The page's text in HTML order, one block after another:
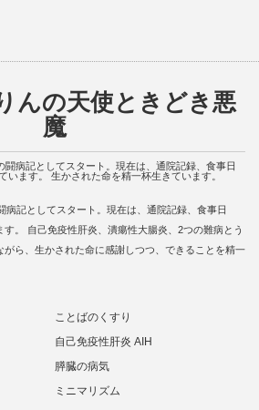
んの天使ときどき悪
魔
闘病記としてスタート。現在は、通院記録、食事日
います。 生かされた命を精一杯生きています。
病記としてスタート。現在は、通院記録、食事日
。 自己免疫性肝炎、潰瘍性大腸炎、2つの難病とう
がら、生かされた命に感謝しつつ、できることを精一
ことばのくすり
自己免疫性肝炎 AIH
膵臓の病気
ミニマリズム